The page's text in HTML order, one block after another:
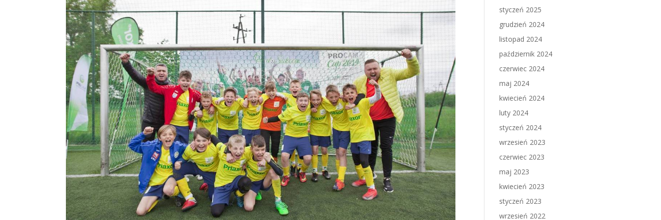
styczeń 2025
grudzień 2024
listopad 2024
październik 2024
czerwiec 2024
maj 2024
kwiecień 2024
luty 2024
styczeń 2024
wrzesień 2023
czerwiec 2023
maj 2023
kwiecień 2023
styczeń 2023
wrzesień 2022